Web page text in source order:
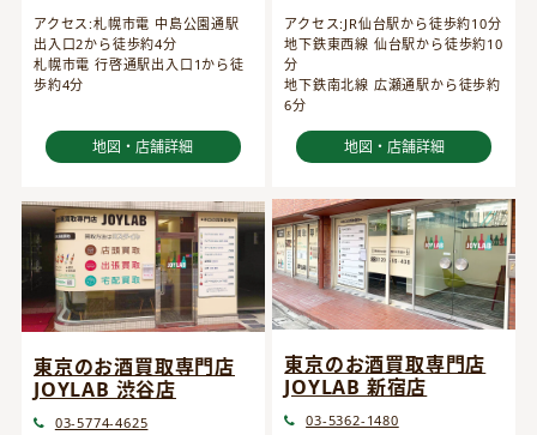
アクセス:札幌市電 中島公園通駅
出入口2から徒歩約4分
札幌市電 行啓通駅出入口1から徒
歩約4分
地図・店舗詳細
アクセス:JR仙台駅から徒歩約10分
地下鉄東西線 仙台駅から徒歩約10
分
地下鉄南北線 広瀬通駅から徒歩約
6分
地図・店舗詳細
東京のお酒買取専門店
JOYLAB 渋谷店
03-5774-4625
東京のお酒買取専門店
JOYLAB 新宿店
03-5362-1480